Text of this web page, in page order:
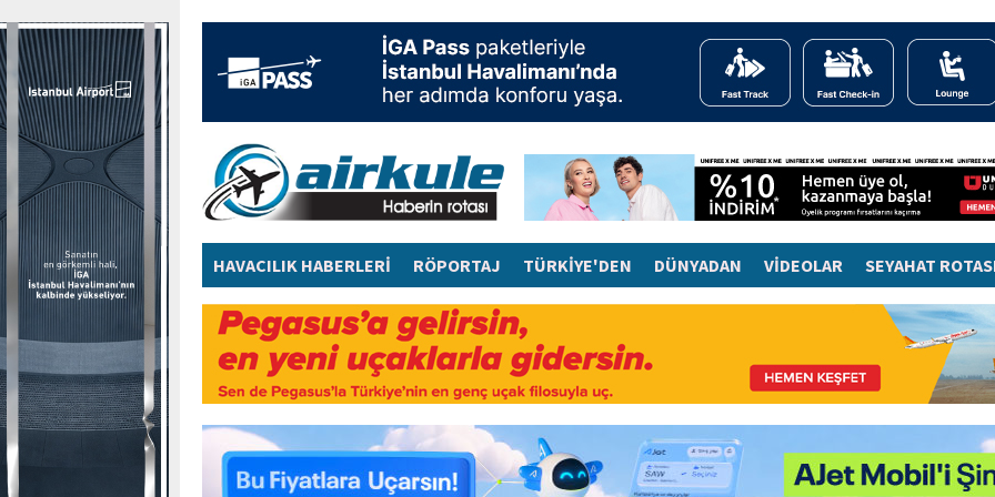
HAVACILIK HABERLERİ RÖPORTAJ TÜRKİYE'DEN DÜNYADAN VİDEOLAR SEYAHAT